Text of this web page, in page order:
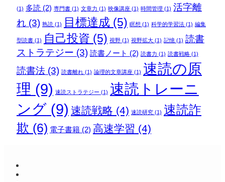
(1) 多読 (2) 専門書(1) 文章力 (1) 映像講座(1) 時間管理 (1) 活字離
れ(3) 熟読(1) 目標達成 (5) 瞑想 (1) 科学的学習法(1) 編集
型読書(1) 自己投資 (5) 視野(1) 視野拡大(1) 記憶(1) 読書
ストラテジー (3) 読書ノート (2) 読書力 (1) 読書戦略(1)
読書法(3) 読書離れ(1) 論理的文章講座(1) 速読の原
理 (9) 速読ストラテジー (1) 速読トレーニ
ング(9) 速読戦略 (4) 速読研究(1) 速読詐
欺 (6) 電子書籍(2) 高速学習 (4)